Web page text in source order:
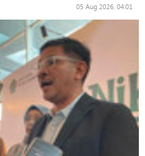
05 Aug 2026, 04:01